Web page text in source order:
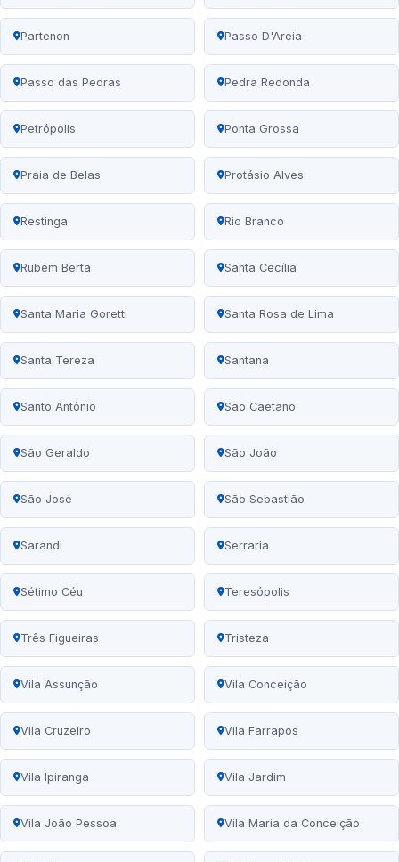
Partenon Passo D'Areia
Passo das Pedras Pedra Redonda
Petrópolis Ponta Grossa
Praia de Belas Protásio Alves
Restinga Rio Branco
Rubem Berta Santa Cecília
Santa Maria Goretti Santa Rosa de Lima
Santa Tereza Santana
Santo Antônio São Caetano
São Geraldo São João
São José São Sebastião
Sarandi Serraria
Sétimo Céu Teresópolis
Três Figueiras Tristeza
Vila Assunção Vila Conceição
Vila Cruzeiro Vila Farrapos
Vila Ipiranga Vila Jardim
Vila João Pessoa Vila Maria da Conceição